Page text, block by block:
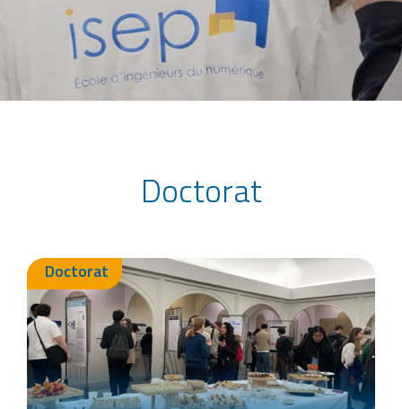
Doctorat
Doctorat